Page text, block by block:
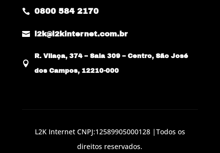
 0800 584 2170
 l2k@l2kinternet.com.br

R. Vilaça, 374 – Sala 309 – Centro, São José
dos Campos, 12210-000
L2K Internet CNPJ:12589905000128 |Todos os
direitos reservados.